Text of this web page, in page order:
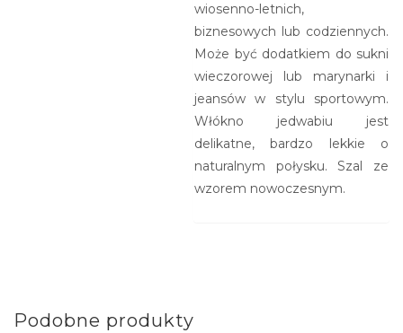
wiosenno-letnich,
biznesowych lub codziennych.
Może być dodatkiem do sukni
wieczorowej lub marynarki i
jeansów w stylu sportowym.
Włókno jedwabiu jest
delikatne, bardzo lekkie o
naturalnym połysku. Szal ze
wzorem nowoczesnym.
Podobne produkty